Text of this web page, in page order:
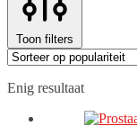
Toon filters
Enig resultaat